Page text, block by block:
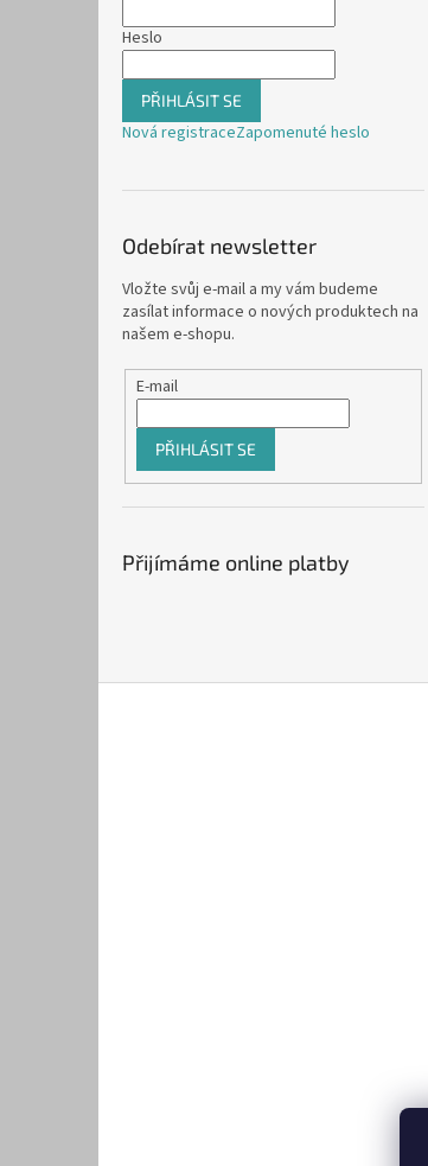
Heslo
PŘIHLÁSIT SE
Nová registraceZapomenuté heslo
Odebírat newsletter
Vložte svůj e-mail a my vám budeme
zasílat informace o nových produktech na
našem e-shopu.
E-mail
PŘIHLÁSIT SE
Přijímáme online platby